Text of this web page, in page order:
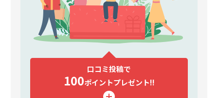
口コミ投稿で
100ポイントプレゼント!!